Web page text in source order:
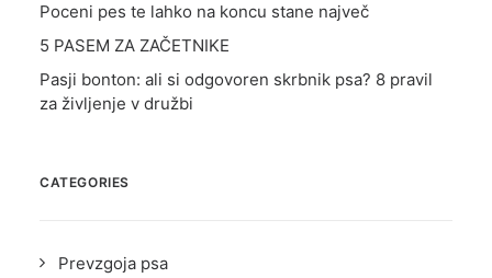
Poceni pes te lahko na koncu stane največ
5 PASEM ZA ZAČETNIKE
Pasji bonton: ali si odgovoren skrbnik psa? 8 pravil
za življenje v družbi
CATEGORIES
Prevzgoja psa